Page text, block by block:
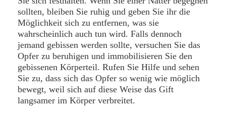
sollten, bleiben Sie ruhig und geben Sie ihr die
Möglichkeit sich zu entfernen, was sie
wahrscheinlich auch tun wird. Falls dennoch
jemand gebissen werden sollte, versuchen Sie das
Opfer zu beruhigen und immobilisieren Sie den
gebissenen Körperteil. Rufen Sie Hilfe und sehen
Sie zu, dass sich das Opfer so wenig wie möglich
bewegt, weil sich auf diese Weise das Gift
langsamer im Körper verbreitet.